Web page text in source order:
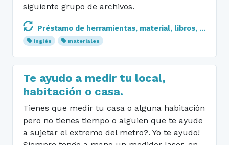
siguiente grupo de archivos.
Préstamo de herramientas, material, libros, ...
inglés materiales
Te ayudo a medir tu local,
habitación o casa.
Tienes que medir tu casa o alguna habitación
pero no tienes tiempo o alguien que te ayude
a sujetar el extremo del metro?. Yo te ayudo!